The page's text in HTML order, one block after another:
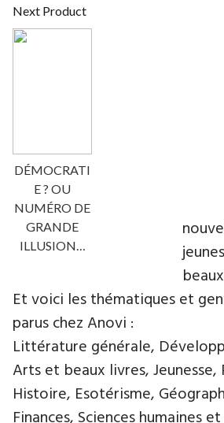
Next Product
DÉMOCRATI
E ? OU
NUMÉRO DE
GRANDE
ILLUSION…
Et voici les thématiques et
parus chez Anovi :
Littérature générale,
Arts et beaux livres, Jeunesse,
Histoire, Esotérisme,